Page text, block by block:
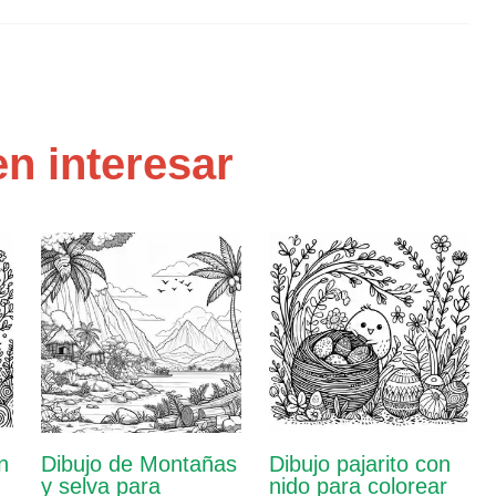
interesar
Dibujo de Montañas
y selva para
Dibujo pajarito con
nido para colorear